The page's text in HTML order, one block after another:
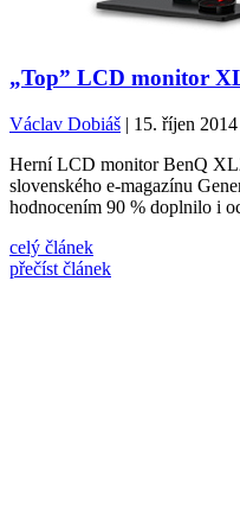
„Top” LCD monitor
Václav Dobiáš | 15. říjen 2014
Herní LCD monitor BenQ
slovenského e-magazínu
hodnocením 90 % doplnilo i
celý článek
přečíst článek